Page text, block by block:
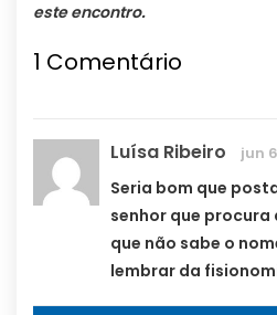
este encontro.
1 Comentário
Luísa Ribeiro jun
Seria bom que
senhor que
que não sabe o
lembrar da